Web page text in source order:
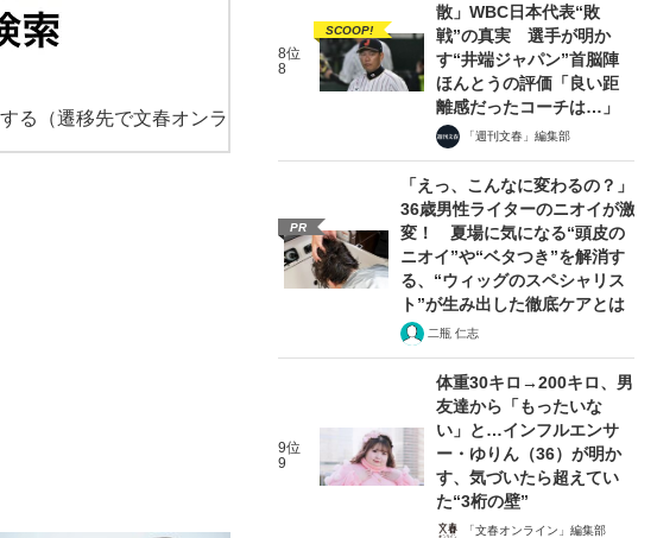
る
（遷移先で文春オンラ
8位
8
SCOOP!
散」WBC日本代表“敗
戦”の真実 選手が明か
す“井端ジャパン”首脳陣
ほんとうの評価「良い距
離感だったコーチは…」
「週刊文春」編集部
PR
「えっ、こんなに変わるの？」
36歳男性ライターのニオイが激
変！ 夏場に気になる“頭皮の
ニオイ”や“ベタつき”を解消す
る、“ウィッグのスペシャリス
ト”が生み出した徹底ケアとは
二瓶 仁志
9位
9
体重30キロ→200キロ、男
友達から「もったいな
い」と…インフルエンサ
ー・ゆりん（36）が明か
す、気づいたら超えてい
た“3桁の壁”
「文春オンライン」編集部